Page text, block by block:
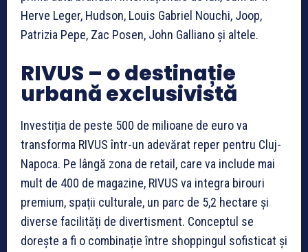
Herve Leger, Hudson, Louis Gabriel Nouchi, Joop,
Patrizia Pepe, Zac Posen, John Galliano și altele.
RIVUS – o destinație
urbană exclusivistă
Investiția de peste 500 de milioane de euro va
transforma RIVUS într-un adevărat reper pentru Cluj-
Napoca. Pe lângă zona de retail, care va include mai
mult de 400 de magazine, RIVUS va integra birouri
premium, spații culturale, un parc de 5,2 hectare și
diverse facilități de divertisment. Conceptul se
dorește a fi o combinație între shoppingul sofisticat și